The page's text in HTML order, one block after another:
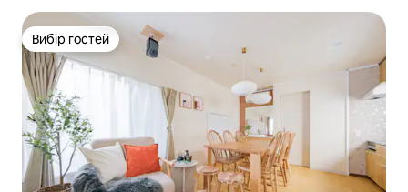
Вибір гостей
Вибір гостей